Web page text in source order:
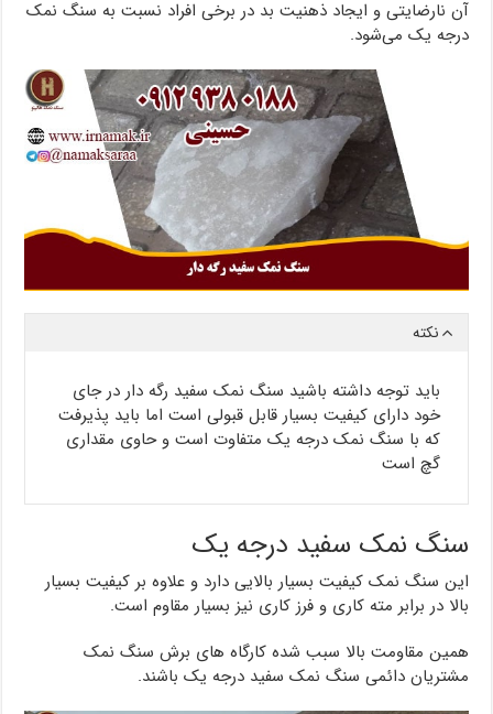
آن نارضایتی و ایجاد ذهنیت بد در برخی افراد نسبت به سنگ نمک
درجه یک می‌شود.
نکته
باید توجه داشته باشید سنگ نمک سفید رگه دار در جای
خود دارای کیفیت بسیار قابل قبولی است اما باید پذیرفت
که با سنگ نمک درجه یک متفاوت است و حاوی مقداری
گچ است
سنگ نمک سفید درجه یک
این سنگ نمک کیفیت بسیار بالایی دارد و علاوه بر کیفیت بسیار
بالا در برابر مته کاری و فرز کاری نیز بسیار مقاوم است.
همین مقاومت بالا سبب شده کارگاه های برش سنگ نمک
مشتریان دائمی سنگ نمک سفید درجه یک باشند.